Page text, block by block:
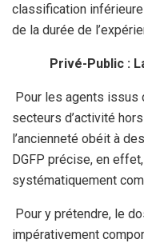
classification
de la durée de
Privé-Public :
Pour les agents issus
secteurs d’activité
l’ancienneté obéit à
DGFP précise, en
systématiquement
Pour y prétendre, le
impérativement